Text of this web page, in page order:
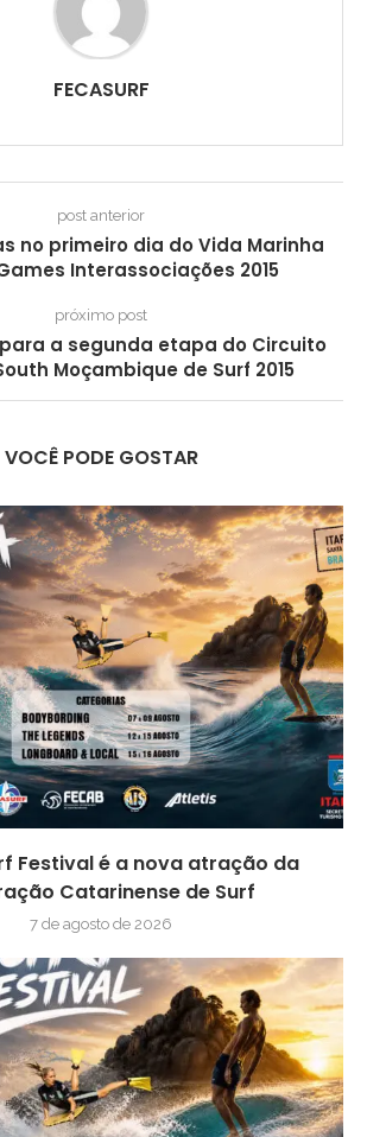
FECASURF
post anterior
no primeiro dia do Vida Marinha
Interassociações 2015
próximo post
a segunda etapa do Circuito
Moçambique de Surf 2015
VOCÊ PODE GOSTAR
Festival é a nova atração da
Catarinense de Surf
7 de agosto de 2026